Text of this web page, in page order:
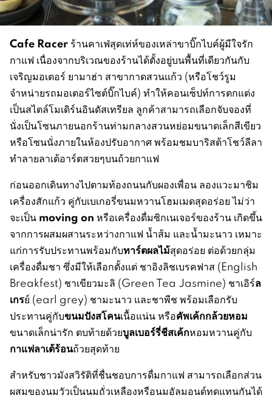
Cafe Racer ร้านคาเฟ่สุดเท่ห์ของเหล่าขาบิ๊กไบค์ผู้มีใจรัก
กาแฟ เนื่องจากบริเวณของร้านได้ตั้งอยู่บนพื้นที่เดียวกันกับ
เจริญมอเตอร์ ยามาฮ่า สาขากาดสวนแก้ว (หรือโชว์รูม
จำหน่ายรถมอเตอร์ไซต์บิ๊กไบค์) ทำให้คอนเซ็ปท์การตกแต่ง
เป็นสไตล์โมเดิร์นอินดัสเทรียล ลูกค้าสามารถเลือกจับจองที่
นั่งเป็นโซนภายนอกร้านท่ามกลางสวนหย่อมขนาดเล็กสีเขียว
หรือโซนนั่งภายในห้องปรับอากาศ พร้อมชมบาริสต้าโชว์ลีลา
ทำลายลาเต้อาร์ตสวยๆบนถ้วยกาแฟ
ก่อนออกเดินทางไปตามท้องถนนกับผองเพื่อน ลองแวะมาชิม
เครื่องสักแก้ว คู่กับเบเกอรี่ขนมหวานโฮมเมดสุดอร่อย ไม่ว่า
จะเป็น moving on หรือเครื่องดื่มซิกเนเจอร์ของร้าน เกิดขึ้น
จากการผสมผสานระหว่างกาแฟ น้ำส้ม และน้ำมะนาว เหมาะ
แก่การรับประทานพร้อมกับทาร์ตผลไม้สุดอร่อย ต่อด้วยกลุ่ม
เครื่องดื่มชา ซึ่งมีให้เลือกตั้งแต่ ชาอิงลิชเบรคฟาส (English
Breakfest) ชาเขียวมะลิ (Green Tea Jasmine) ชาเอิร์ล
เกรย์ (earl grey) ชามะนาว และชาพีช พร้อมเลือกรับ
ประทานคู่กับขนมปังสโคนเนื้อแน่น หรือคัพเค้กกล้วยหอม
ขนาดเล็กน่ารัก ตบท้ายด้วยบูลเบอร์รี่ชีสเค้กหอมหวานคู่กับ
กาแฟลาเต้ร้อนถ้วยสุดท้าย
สำหรับชาวมังสวิรัติที่ชื่นชอบการดื่มกาแฟ สามารถเลือกส่วน
ผสมของนมวัวเป็นนมถั่วเหลืองหรือนมอัลมอนด์ทดแทนกันได้